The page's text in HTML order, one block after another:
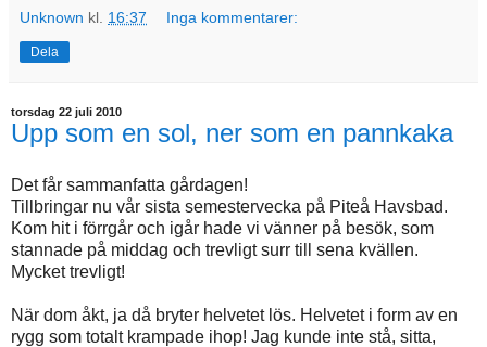
Unknown kl. 16:37 Inga kommentarer:
Dela
torsdag 22 juli 2010
Upp som en sol, ner som en pannkaka
Det får sammanfatta gårdagen!
Tillbringar nu vår sista semestervecka på Piteå Havsbad.
Kom hit i förrgår och igår hade vi vänner på besök, som
stannade på middag och trevligt surr till sena kvällen.
Mycket trevligt!
När dom åkt, ja då bryter helvetet lös. Helvetet i form av en
rygg som totalt krampade ihop! Jag kunde inte stå, sitta,